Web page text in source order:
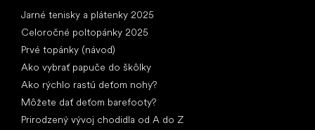
Jarné tenisky a plátenky 2025
Celoročné poltopánky 2025
Prvé topánky (návod)
Ako vybrať papuče do škôlky
Ako rýchlo rastú deťom nohy?
Môžete dať deťom barefooty?
Prirodzený vývoj chodidla od A do Z